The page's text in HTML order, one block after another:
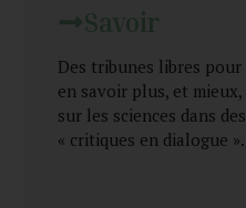
Savoir
Des tribunes libres pour
en savoir plus, et mieux,
sur les sciences dans des
« critiques en dialogue ».